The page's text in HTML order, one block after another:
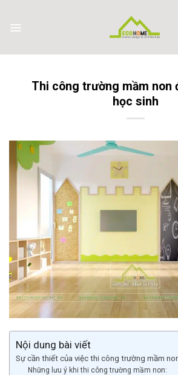
content
Thi công trường mầm non
học sinh
Nội dung bài viết
Sự cần thiết của việc thi công trường mầm
Những lưu ý khi thi công trường mầm non: